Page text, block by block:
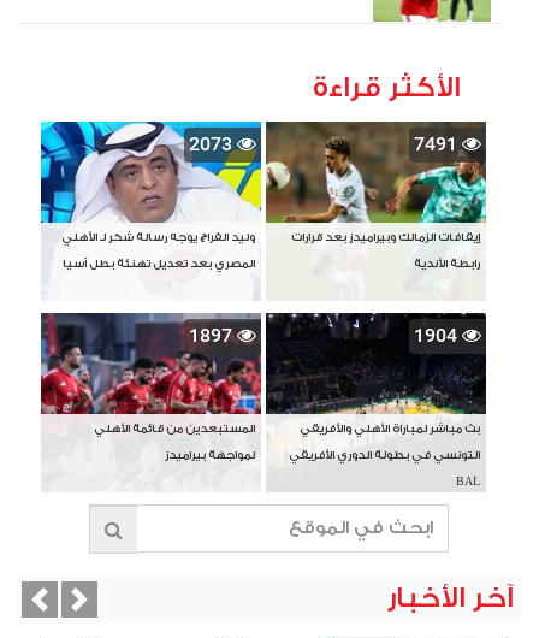
الأكثر قراءة
7491
إيقافات الزمالك وبيراميدز بعد قرارات
رابطة الأندية
2073
وليد الفراج يوجه رسالة شكر لـ الأهلي
المصري بعد تعديل تهنئة بطل آسيا
1904
بث مباشر لمباراة الأهلي والأفريقي
التونسي في بطولة الدوري الأفريقي
BAL
1897
المستبعدين من قائمة الأهلي
لمواجهة بيراميدز
آخر الأخبار Next